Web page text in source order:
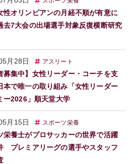
性オリンピアンの月経不順が有意に
7大会の出場選手対象反復横断研究
月28日 アスリート
募集中】女性リーダー・コーチを支
本で唯一の取り組み「女性リーダー
ー2026」順天堂大学
月15日 スポーツ栄養
栄養士がプロサッカーの世界で活躍
プレミアリーグの選手やスタッフ